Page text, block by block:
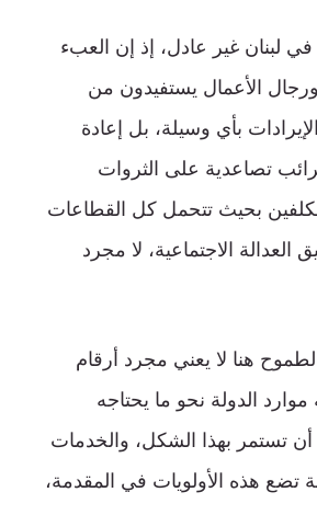
في لبنان غير عادل، إذ إن العبء
ورجال الأعمال يستفيدون من
بأي وسيلة، بل إعادة
تصاعدية على الثروات
بحيث تتحمل كل القطاعات
العدالة الاجتماعية، لا مجرد
الطموح هنا لا يعني مجرد أرقام
الدولة نحو ما يحتاجه
أن تستمر بهذا الشكل، والخدمات
تضع هذه الأولويات في المقدمة،